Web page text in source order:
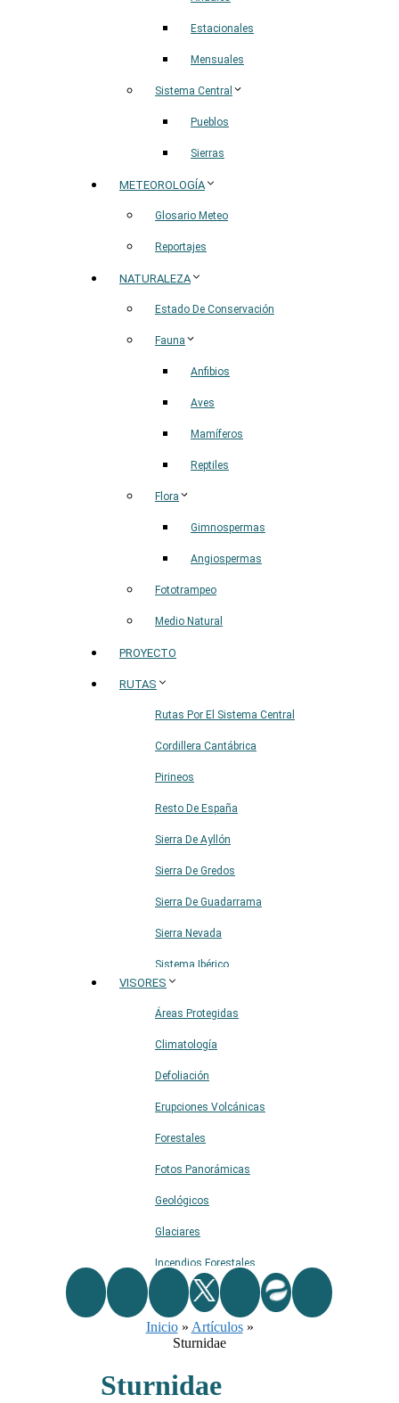
Estacionales
Mensuales
Sistema Central
Pueblos
Sierras
METEOROLOGÍA
Glosario Meteo
Reportajes
NATURALEZA
Estado De Conservación
Fauna
Anfibios
Aves
Mamíferos
Reptiles
Flora
Gimnospermas
Angiospermas
Fototrampeo
Medio Natural
PROYECTO
RUTAS
Rutas Por El Sistema Central
Cordillera Cantábrica
Pirineos
Resto De España
Sierra De Ayllón
Sierra De Gredos
Sierra De Guadarrama
Sierra Nevada
Sistema Ibérico
VISORES
Áreas Protegidas
Climatología
Defoliación
Erupciones Volcánicas
Forestales
Fotos Panorámicas
Geológicos
Glaciares
Incendios Forestales
Naturaleza
Ríos
Terremotos
Inicio» Artículos»
Sturnidae
Sturnidae